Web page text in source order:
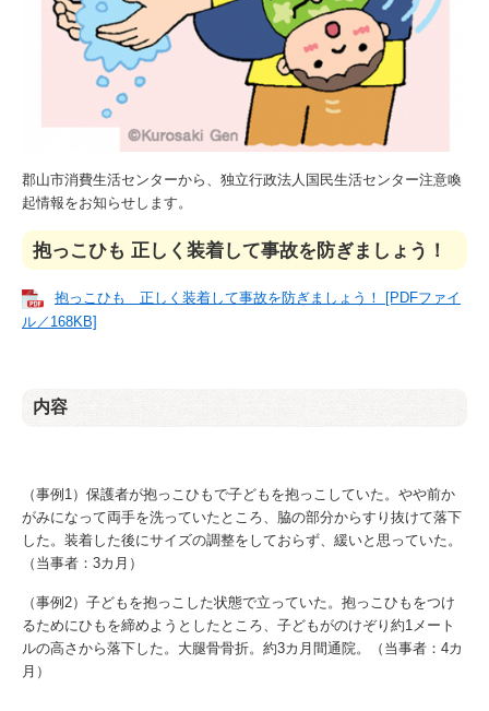
郡山市消費生活センターから、独立行政法人国民生活センター注意喚
起情報をお知らせします。
抱っこひも 正しく装着して事故を防ぎましょう！
抱っこひも 正しく装着して事故を防ぎましょう！ [PDFファイ
ル／168KB]
内容
（事例1）保護者が抱っこひもで子どもを抱っこしていた。やや前か
がみになって両手を洗っていたところ、脇の部分からすり抜けて落下
した。装着した後にサイズの調整をしておらず、緩いと思っていた。
（当事者：3カ月）
（事例2）子どもを抱っこした状態で立っていた。抱っこひもをつけ
るためにひもを締めようとしたところ、子どもがのけぞり約1メート
ルの高さから落下した。大腿骨骨折。約3カ月間通院。（当事者：4カ
月）